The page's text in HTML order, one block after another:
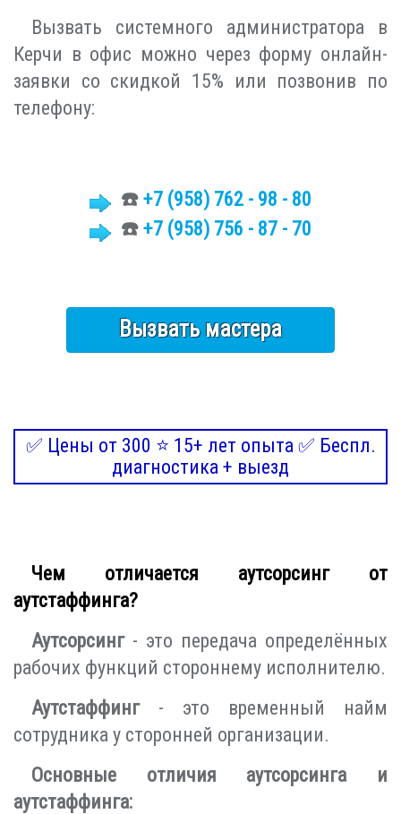
Вызвать системного администратора в
Керчи в офис можно через форму онлайн-
заявки со скидкой 15% или позвонив по
телефону:
☎️ +7 (958) 762 - 98 - 80
☎️ +7 (958) 756 - 87 - 70
Вызвать мастера
✅ Цены от 300 ⭐ 15+ лет опыта ✅ Беспл.
диагностика + выезд
Чем отличается аутсорсинг от
аутстаффинга?
Аутсорсинг- это передача определённых
рабочих функций стороннему исполнителю.
Аутстаффинг- это временный найм
сотрудника у сторонней организации.
Основные отличия аутсорсинга и
аутстаффинга: